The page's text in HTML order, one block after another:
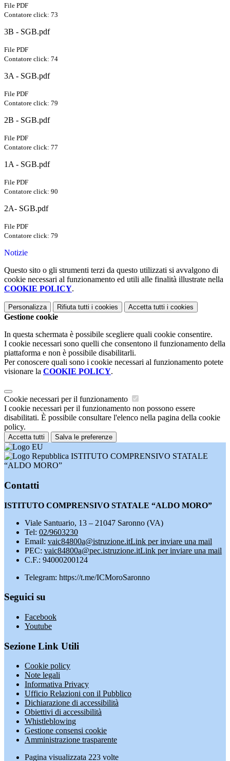
File PDF
Contatore click: 73
3B - SGB.pdf
File PDF
Contatore click: 74
3A - SGB.pdf
File PDF
Contatore click: 79
2B - SGB.pdf
File PDF
Contatore click: 77
1A - SGB.pdf
File PDF
Contatore click: 90
2A- SGB.pdf
File PDF
Contatore click: 79
Notizie
Questo sito o gli strumenti terzi da questo utilizzati si avvalgono di
cookie necessari al funzionamento ed utili alle finalità illustrate nella
COOKIE POLICY.
Personalizza Rifiuta tutti i cookies Accetta tutti i cookies
Gestione cookie
In questa schermata è possibile scegliere quali cookie consentire.
I cookie necessari sono quelli che consentono il funzionamento della
piattaforma e non è possibile disabilitarli.
Per conoscere quali sono i cookie necessari al funzionamento potete
visionare la COOKIE POLICY.
Cookie necessari per il funzionamento
I cookie necessari per il funzionamento non possono essere
disabilitati. È possibile consultare l'elenco nella pagina della cookie
policy.
Accetta tutti Salva le preferenze
ISTITUTO COMPRENSIVO STATALE
“ALDO MORO”
Contatti
ISTITUTO COMPRENSIVO STATALE “ALDO MORO”
Viale Santuario, 13 – 21047 Saronno (VA)
Tel: 02/9603230
Email: vaic84800a@istruzione.itLink per inviare una mail
PEC: vaic84800a@pec.istruzione.itLink per inviare una mail
C.F.: 94000200124
Telegram: https://t.me/ICMoroSaronno
Seguici su
Facebook
Youtube
Sezione Link Utili
Cookie policy
Note legali
Informativa Privacy
Ufficio Relazioni con il Pubblico
Dichiarazione di accessibilità
Obiettivi di accessibilità
Whistleblowing
Gestione consensi cookie
Amministrazione trasparente
Pagina visualizzata 223 volte